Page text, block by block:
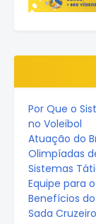
Por Que o
no Voleibol
Atuação do
Olimpíadas
Sistemas
Equipe para
Benefícios
Sada